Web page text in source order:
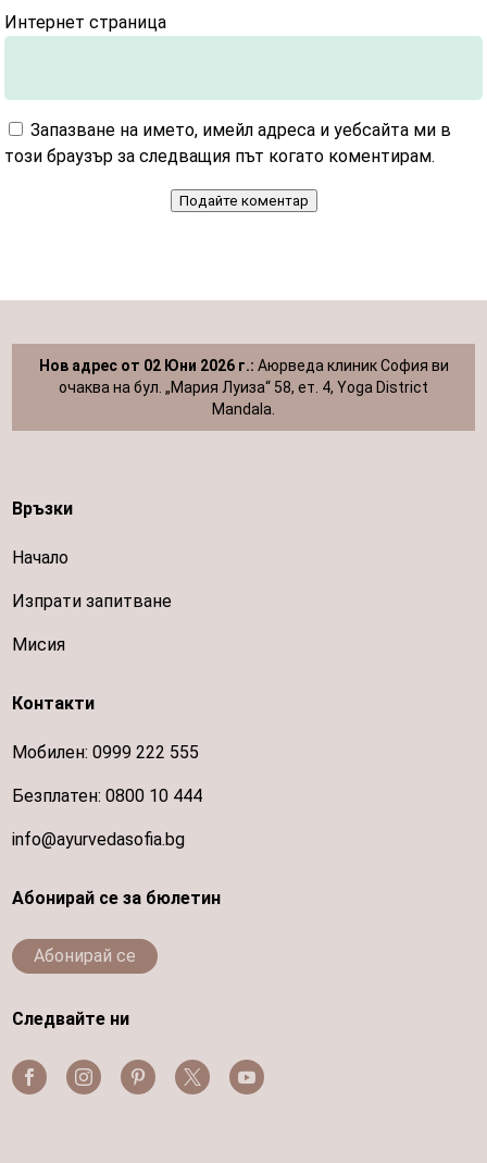
Интернет страница
Запазване на името, имейл адреса и уебсайта ми в
този браузър за следващия път когато коментирам.
Подайте коментар
Нов адрес от 02 Юни 2026 г.: Аюрведа клиник София ви
очаква на бул. „Мария Луиза“ 58, ет. 4, Yoga District
Mandala.
Връзки
Начало
Изпрати запитване
Мисия
Контакти
Мобилен:0999 222 555
Безплатен:0800 10 444
info@ayurvedasofia.bg
Абонирай се за бюлетин
Абонирай се
Следвайте ни